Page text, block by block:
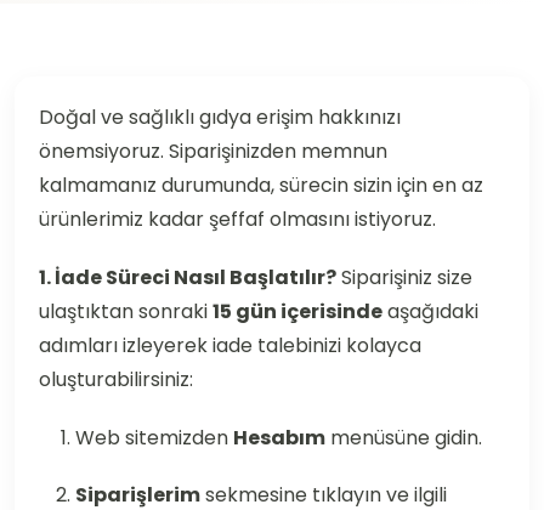
Doğal ve sağlıklı gıdya erişim hakkınızı
önemsiyoruz. Siparişinizden memnun
kalmamanız durumunda, sürecin sizin için en az
ürünlerimiz kadar şeffaf olmasını istiyoruz.
1. İade Süreci Nasıl Başlatılır?Siparişiniz size
ulaştıktan sonraki15 gün içerisindeaşağıdaki
adımları izleyerek iade talebinizi kolayca
oluşturabilirsiniz:
Web sitemizden Hesabım menüsüne gidin.
Siparişlerimsekmesine tıklayın ve ilgili